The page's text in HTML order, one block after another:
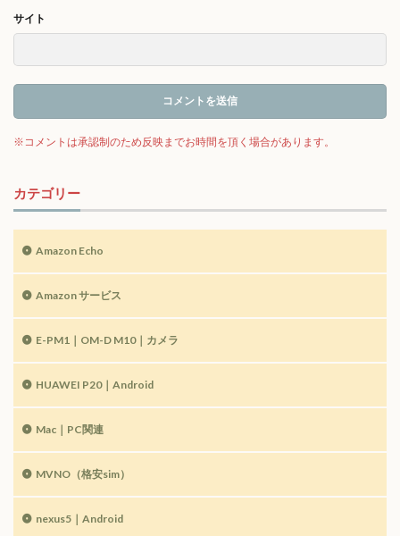
サイト
カテゴリー
Amazon Echo
Amazon サービス
E-PM1｜OM-D M10｜カメラ
HUAWEI P20｜Android
Mac｜PC関連
MVNO（格安sim）
nexus5｜Android